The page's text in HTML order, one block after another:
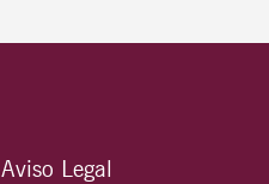
Aviso Legal